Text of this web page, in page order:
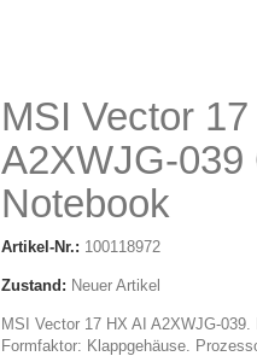
MSI Vector 17
A2XWJG-039
Notebook
Artikel-Nr.: 100118972
Zustand: Neuer Artikel
MSI Vector 17 HX AI A2XWJG-
Formfaktor: Klappgehäuse.